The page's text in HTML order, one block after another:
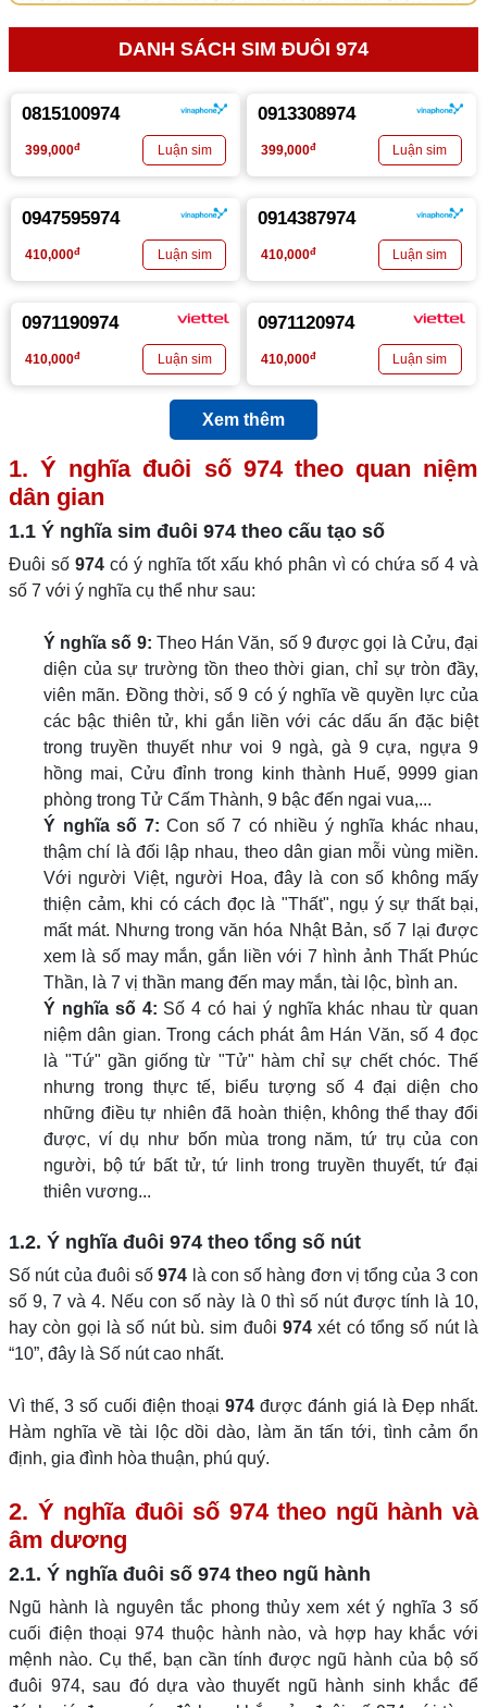
DANH SÁCH SIM ĐUÔI 974
0815100974
399,000đ
0913308974
399,000đ
0947595974
410,000đ
0914387974
410,000đ
0971190974
410,000đ
0971120974
410,000đ
Xem thêm
1. Ý nghĩa đuôi số 974 theo quan niệm
dân gian
1.1 Ý nghĩa sim đuôi 974 theo cấu tạo số
Đuôi số 974 có ý nghĩa tốt xấu khó phân vì có chứa số 4 và
số 7 với ý nghĩa cụ thể như sau:
Ý nghĩa số 9: Theo Hán Văn, số 9 được gọi là Cửu, đại
diện của sự trường tồn theo thời gian, chỉ sự tròn đầy,
viên mãn. Đồng thời, số 9 có ý nghĩa về quyền lực của
các bậc thiên tử, khi gắn liền với các dấu ấn đặc biệt
trong truyền thuyết như voi 9 ngà, gà 9 cựa, ngựa 9
hồng mai, Cửu đỉnh trong kinh thành Huế, 9999 gian
phòng trong Tử Cấm Thành, 9 bậc đến ngai vua,...
Ý nghĩa số 7: Con số 7 có nhiều ý nghĩa khác nhau,
thậm chí là đối lập nhau, theo dân gian mỗi vùng miền.
Với người Việt, người Hoa, đây là con số không mấy
thiện cảm, khi có cách đọc là "Thất", ngụ ý sự thất bại,
mất mát. Nhưng trong văn hóa Nhật Bản, số 7 lại được
xem là số may mắn, gắn liền với 7 hình ảnh Thất Phúc
Thần, là 7 vị thần mang đến may mắn, tài lộc, bình an.
Ý nghĩa số 4: Số 4 có hai ý nghĩa khác nhau từ quan
niệm dân gian. Trong cách phát âm Hán Văn, số 4 đọc
là "Tứ" gần giống từ "Tử" hàm chỉ sự chết chóc. Thế
nhưng trong thực tế, biểu tượng số 4 đại diện cho
những điều tự nhiên đã hoàn thiện, không thể thay đổi
được, ví dụ như bốn mùa trong năm, tứ trụ của con
người, bộ tứ bất tử, tứ linh trong truyền thuyết, tứ đại
thiên vương...
1.2. Ý nghĩa đuôi 974 theo tổng số nút
Số nút của đuôi số974 là con số hàng đơn vị tổng của 3 con
số 9, 7 và 4. Nếu con số này là 0 thì số nút được tính là 10,
hay còn gọi là số nút bù. sim đuôi 974 xét có tổng số nút là
“10”, đây là Số nút cao nhất.
Vì thế, 3 số cuối điện thoại974 được đánh giá là Đẹp nhất.
Hàm nghĩa về tài lộc dồi dào, làm ăn tấn tới, tình cảm ổn
định, gia đình hòa thuận, phú quý.
2. Ý nghĩa đuôi số 974 theo ngũ hành và
âm dương
2.1. Ý nghĩa đuôi số 974 theo ngũ hành
Ngũ hành là nguyên tắc phong thủy xem xét ý nghĩa 3 số
cuối điện thoại 974 thuộc hành nào, và hợp hay khắc với
mệnh nào. Cụ thể, bạn cần tính được ngũ hành của bộ số
đuôi 974, sau đó dựa vào thuyết ngũ hành sinh khắc để